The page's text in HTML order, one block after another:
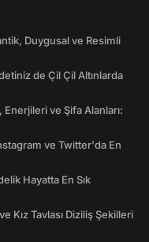
Duygusal ve Resimli
de Çil Çil Altınlarda
ve Şifa Alanları:
ve Twitter'da En
Hayatta En Sık
Kız Tavlası Diziliş Şekilleri